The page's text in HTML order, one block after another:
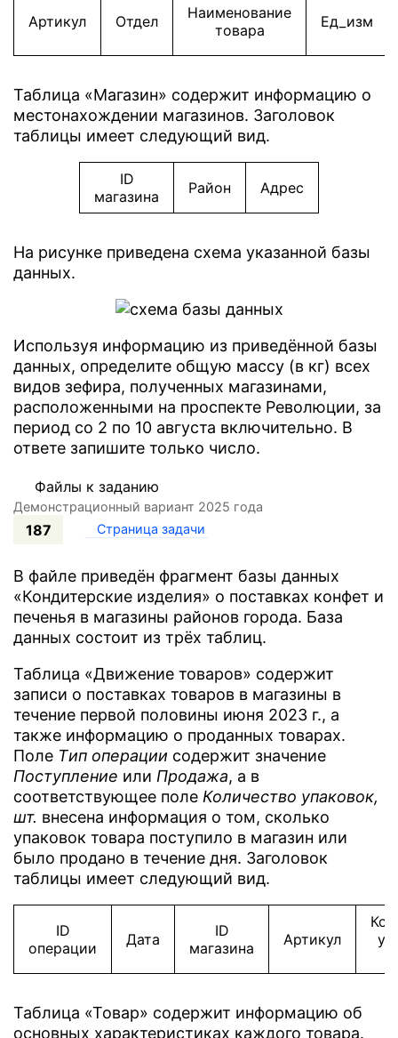
Артикул Отдел
Наименование
товара
Ед_изм
Таблица «Магазин» содержит информацию о
местонахождении магазинов. Заголовок
таблицы имеет следующий вид.
ID
магазина
Район Адрес
На рисунке приведена схема указанной базы
данных.
Используя информацию из приведённой базы
данных, определите общую массу (в кг) всех
видов зефира, полученных магазинами,
расположенными на проспекте Революции, за
период со 2 по 10 августа включительно. В
ответе запишите только число.
Файлы к заданию
Демонстрационный вариант 2025 года
187
В файле приведён фрагмент базы данных
«Кондитерские изделия» о поставках конфет и
печенья в магазины районов города. База
данных состоит из трёх таблиц.
Таблица «Движение товаров» содержит
записи о поставках товаров в магазины в
течение первой половины июня 2023 г., а
также информацию о проданных товарах.
Поле Tип операции содержит значение
Поступление или Продажа, а в
соответствующее поле Количество упаковок,
шт. внесена информация о том, сколько
упаковок товара поступило в магазин или
было продано в течение дня. Заголовок
таблицы имеет следующий вид.
ID
операции
Дата
ID
магазина
Артикул
Таблица «Товар» содержит информацию об
основных характеристиках каждого товара.
Страница задачи